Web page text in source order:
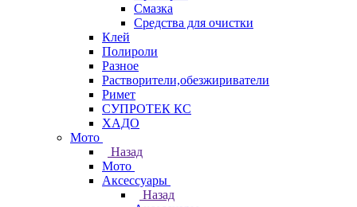
Смазка
Средства для очистки
Клей
Полироли
Разное
Растворители,обезжириватели
Римет
СУПРОТЕК КС
ХАДО
Мото
Назад
Мото
Аксессуары
Назад